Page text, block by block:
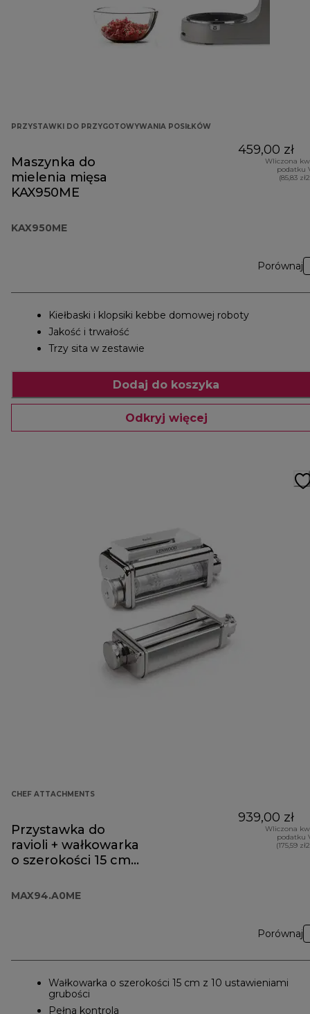
PRZYSTAWKI DO PRZYGOTOWYWANIA POSIŁKÓW
Maszynka do
mielenia mięsa
KAX950ME
KAX950ME
459,00 zł
Wliczona
podatku
(85,83
Porównaj
Kiełbaski i klopsiki kebbe domowej roboty
Jakość i trwałość
Trzy sita w zestawie
Dodaj do koszyka
Odkryj więcej
CHEF ATTACHMENTS
Przystawka do
ravioli + wałkowarka
o szerokości 15 cm
MAX94.A0ME
939,00 zł
Wliczona
podatku
(175,59
Porównaj
Wałkowarka o szerokości 15 cm z 10 ustawieniami
grubości
Pełna kontrola